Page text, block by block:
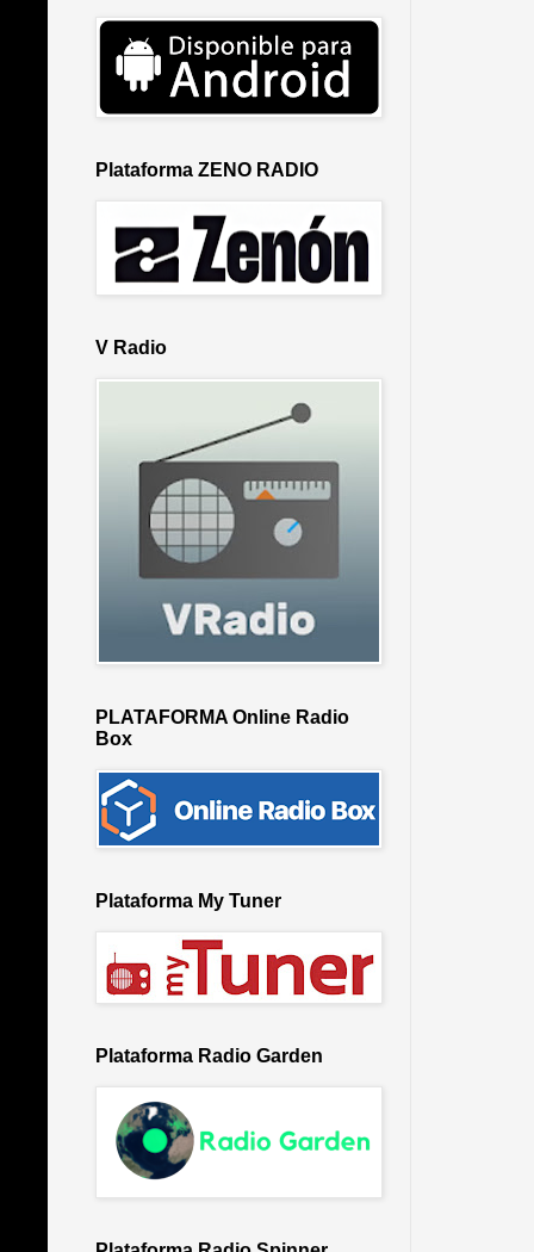
Plataforma ZENO RADIO
V Radio
PLATAFORMA Online Radio
Box
Plataforma My Tuner
Plataforma Radio Garden